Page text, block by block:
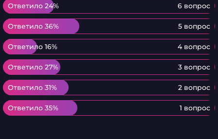
Ответило 24% 6 вопрос
Ответило 24%
Ответило 36% 5 вопрос
Ответило 36%
Ответило 16% 4 вопрос
Ответило 16%
Ответило 27% 3 вопрос
Ответило 27%
Ответило 31% 2 вопрос
Ответило 31%
Ответило 35% 1 вопрос
Ответило 35%